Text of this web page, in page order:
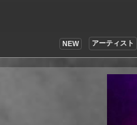
NEW アーティスト